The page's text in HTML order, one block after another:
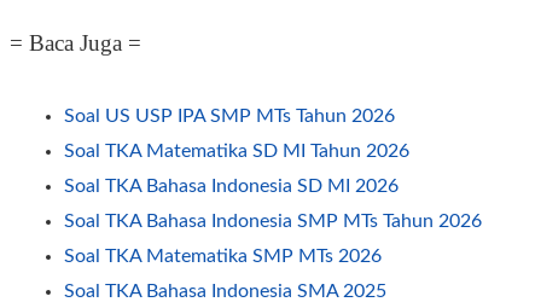
= Baca Juga =
Soal US USP IPA SMP MTs Tahun 2026
Soal TKA Matematika SD MI Tahun 2026
Soal TKA Bahasa Indonesia SD MI 2026
Soal TKA Bahasa Indonesia SMP MTs Tahun 2026
Soal TKA Matematika SMP MTs 2026
Soal TKA Bahasa Indonesia SMA 2025